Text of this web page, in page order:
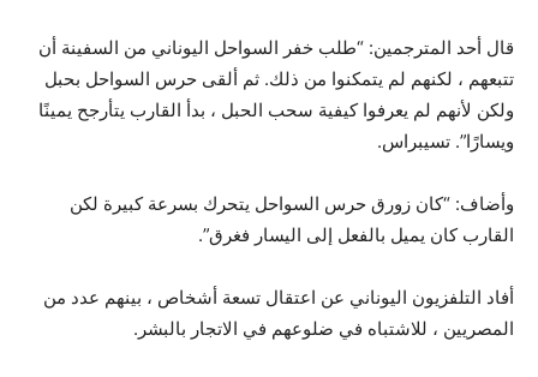
قال أحد المترجمين: “طلب خفر السواحل اليوناني من السفينة أن
تتبعهم ، لكنهم لم يتمكنوا من ذلك. ثم ألقى حرس السواحل بحبل
ولكن لأنهم لم يعرفوا كيفية سحب الحبل ، بدأ القارب يتأرجح يمينًا
ويسارًا”. تسيبراس.
وأضاف: “كان زورق حرس السواحل يتحرك بسرعة كبيرة لكن
القارب كان يميل بالفعل إلى اليسار فغرق”.
أفاد التلفزيون اليوناني عن اعتقال تسعة أشخاص ، بينهم عدد من
المصريين ، للاشتباه في ضلوعهم في الاتجار بالبشر.